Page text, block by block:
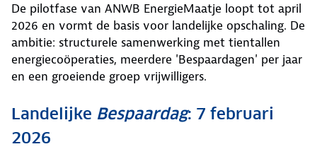
De pilotfase van ANWB EnergieMaatje loopt tot april
2026 en vormt de basis voor landelijke opschaling. De
ambitie: structurele samenwerking met tientallen
energiecoöperaties, meerdere 'Bespaardagen' per jaar
en een groeiende groep vrijwilligers.
Landelijke Bespaardag: 7 februari
2026